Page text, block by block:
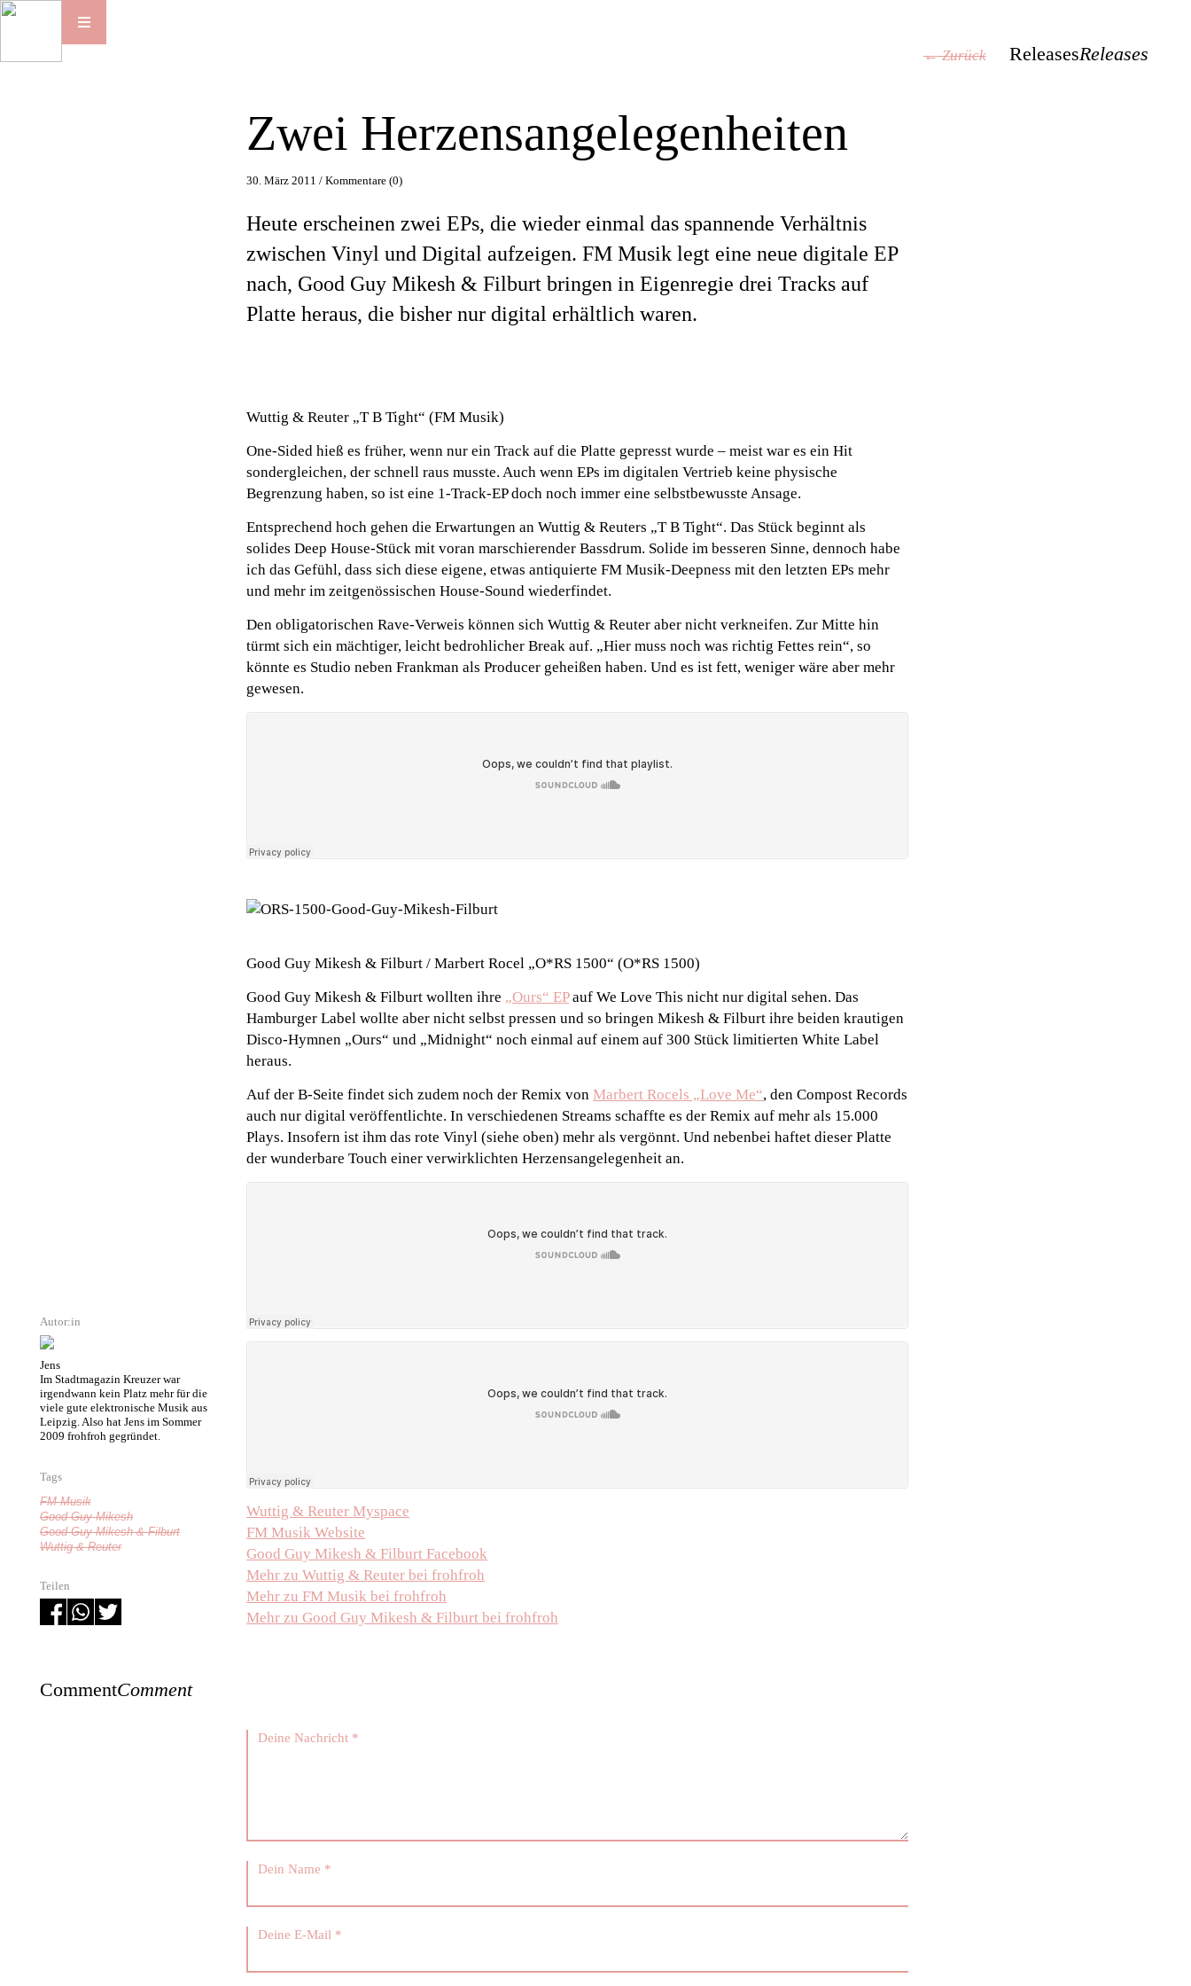
← Zurück ReleasesReleases
Autor:in
Jens
Im Stadtmagazin Kreuzer war
irgendwann kein Platz mehr für die
viele gute elektronische Musik aus
Leipzig. Also hat Jens im Sommer
2009 frohfroh gegründet.
Tags
FM Musik
Good Guy Mikesh
Good Guy Mikesh & Filburt
Wuttig & Reuter
Teilen
Zwei Herzensangelegenheiten
30. März 2011 /Kommentare (0)
Heute erscheinen zwei EPs, die wieder einmal das spannende Verhältnis
zwischen Vinyl und Digital aufzeigen. FM Musik legt eine neue digitale EP
nach, Good Guy Mikesh & Filburt bringen in Eigenregie drei Tracks auf
Platte heraus, die bisher nur digital erhältlich waren.
Wuttig & Reuter „T B Tight“ (FM Musik)
One-Sided hieß es früher, wenn nur ein Track auf die Platte gepresst wurde – meist war es ein Hit
sondergleichen, der schnell raus musste. Auch wenn EPs im digitalen Vertrieb keine physische
Begrenzung haben, so ist eine 1-Track-EP doch noch immer eine selbstbewusste Ansage.
Entsprechend hoch gehen die Erwartungen an Wuttig & Reuters „T B Tight“. Das Stück beginnt als
solides Deep House-Stück mit voran marschierender Bassdrum. Solide im besseren Sinne, dennoch habe
ich das Gefühl, dass sich diese eigene, etwas antiquierte FM Musik-Deepness mit den letzten EPs mehr
und mehr im zeitgenössischen House-Sound wiederfindet.
Den obligatorischen Rave-Verweis können sich Wuttig & Reuter aber nicht verkneifen. Zur Mitte hin
türmt sich ein mächtiger, leicht bedrohlicher Break auf. „Hier muss noch was richtig Fettes rein“, so
könnte es Studio neben Frankman als Producer geheißen haben. Und es ist fett, weniger wäre aber mehr
gewesen.
Good Guy Mikesh & Filburt / Marbert Rocel „O*RS 1500“ (O*RS 1500)
Good Guy Mikesh & Filburt wollten ihre „Ours“ EPauf We Love This nicht nur digital sehen. Das
Hamburger Label wollte aber nicht selbst pressen und so bringen Mikesh & Filburt ihre beiden krautigen
Disco-Hymnen „Ours“ und „Midnight“ noch einmal auf einem auf 300 Stück limitierten White Label
heraus.
Auf der B-Seite findet sich zudem noch der Remix vonMarbert Rocels „Love Me“, den Compost Records
auch nur digital veröffentlichte. In verschiedenen Streams schaffte es der Remix auf mehr als 15.000
Plays. Insofern ist ihm das rote Vinyl (siehe oben) mehr als vergönnt. Und nebenbei haftet dieser Platte
der wunderbare Touch einer verwirklichten Herzensangelegenheit an.
Wuttig & Reuter Myspace
FM Musik Website
Good Guy Mikesh & Filburt Facebook
Mehr zu Wuttig & Reuter bei frohfroh
Mehr zu FM Musik bei frohfroh
Mehr zu Good Guy Mikesh & Filburt bei frohfroh
CommentComment